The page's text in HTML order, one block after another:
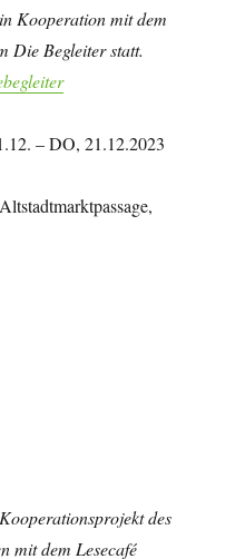
Kooperation mit dem
Die Begleiter statt.
– DO, 21.12.2023
des
mit dem Lesecafé